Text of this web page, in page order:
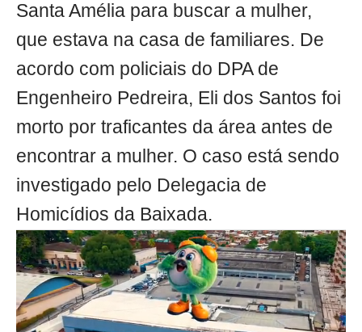
Santa Amélia para buscar a mulher,
que estava na casa de familiares. De
acordo com policiais do DPA de
Engenheiro Pedreira, Eli dos Santos foi
morto por traficantes da área antes de
encontrar a mulher. O caso está sendo
investigado pelo Delegacia de
Homicídios da Baixada.